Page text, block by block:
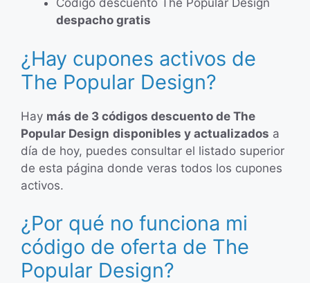
Código descuento The Popular Design
despacho gratis
¿Hay cupones activos de
The Popular Design?
Hay más de 3 códigos descuento de The
Popular Design disponibles y actualizados a
día de hoy, puedes consultar el listado superior
de esta página donde veras todos los cupones
activos.
¿Por qué no funciona mi
código de oferta de The
Popular Design?